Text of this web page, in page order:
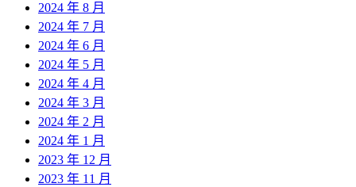
2024 年 8 月
2024 年 7 月
2024 年 6 月
2024 年 5 月
2024 年 4 月
2024 年 3 月
2024 年 2 月
2024 年 1 月
2023 年 12 月
2023 年 11 月